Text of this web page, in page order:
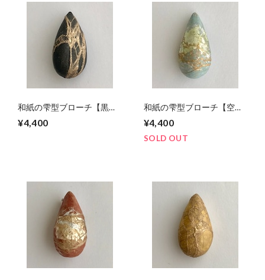
和紙の雫型ブローチ【黒
¥4,400
和紙の雫型ブローチ【空
¥4,400
SOLD OUT